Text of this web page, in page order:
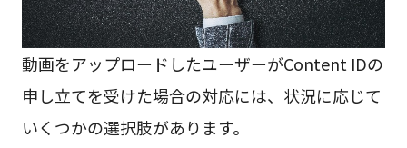
動画をアップロードしたユーザーがContent IDの
申し立てを受けた場合の対応には、状況に応じて
いくつかの選択肢があります。